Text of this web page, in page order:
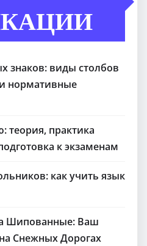
знаков: виды столбов
нормативные
теория, практика
к экзаменам
как учить язык
Шипованные: Ваш
Снежных Дорогах